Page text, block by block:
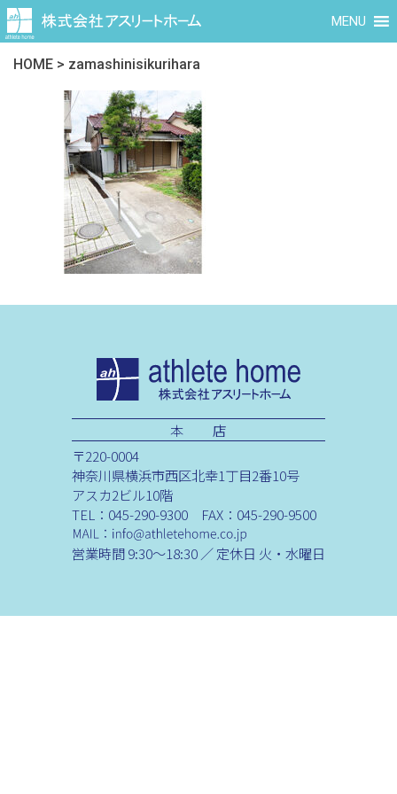
MENU
HOME > zamashinisikurihara
本 店
〒220-0004
神奈川県横浜市西区北幸1丁目2番10号
アスカ2ビル10階
TEL：045-290-9300 FAX：045-290-9500
営業時間 9:30～18:30 ／ 定休日 火・水曜日